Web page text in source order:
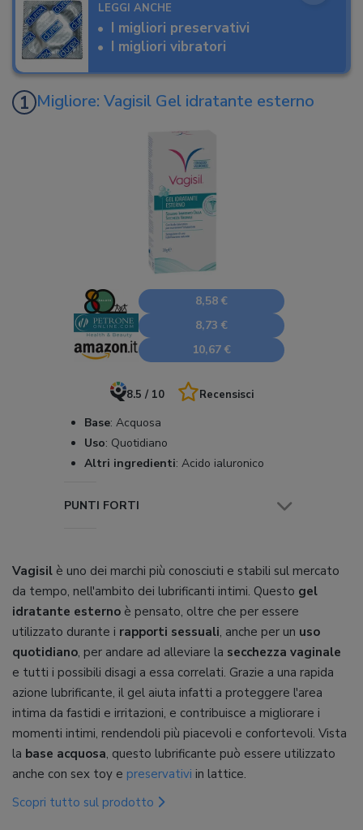
LEGGI ANCHE
I migliori preservativi
I migliori vibratori
Migliore: Vagisil Gel idratante esterno
8,58 €
8,73 €
10,67 €
8.5 / 10 Recensisci
Base: Acquosa
Uso: Quotidiano
Altri ingredienti: Acido ialuronico
PUNTI FORTI
Vagisil è uno dei marchi più conosciuti e stabili sul mercato
da tempo, nell'ambito dei lubrificanti intimi. Questo gel
idratante esterno è pensato, oltre che per essere
utilizzato durante i rapporti sessuali, anche per un uso
quotidiano, per andare ad alleviare la secchezza vaginale
e tutti i possibili disagi a essa correlati. Grazie a una rapida
azione lubrificante, il gel aiuta infatti a proteggere l'area
intima da fastidi e irritazioni, e contribuisce a migliorare i
momenti intimi, rendendoli più piacevoli e confortevoli. Vista
la base acquosa, questo lubrificante può essere utilizzato
anche con sex toy e preservativi in lattice.
Scopri tutto sul prodotto